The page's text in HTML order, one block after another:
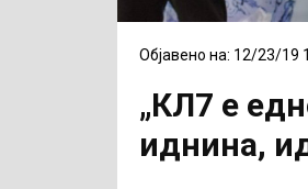
Објавено на: 12/23/19
„КЛ7 е
иднина,